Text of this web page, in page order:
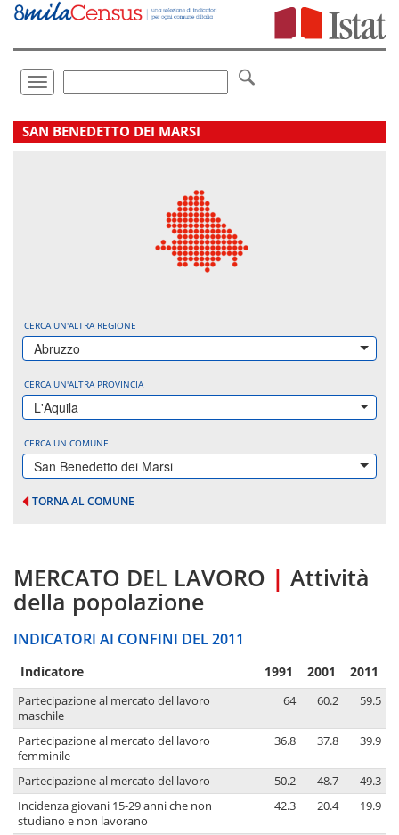
Vai
direttamente
Toggle
navigation
.
SAN BENEDETTO DEI MARSI
CERCA UN'ALTRA REGIONE
Abruzzo
CERCA UN'ALTRA PROVINCIA
L'Aquila
CERCA UN COMUNE
San Benedetto dei Marsi
TORNA AL COMUNE
MERCATO DEL LAVORO | Attività
della popolazione
INDICATORI AI CONFINI DEL 2011
Indicatore 1991 2001 2011
Partecipazione al mercato del lavoro
maschile
64 60.2 59.5
Partecipazione al mercato del lavoro
femminile
36.8 37.8 39.9
Partecipazione al mercato del lavoro 50.2 48.7
49.3
Incidenza giovani 15-29 anni che non
studiano e non lavorano
42.3 20.4 19.9